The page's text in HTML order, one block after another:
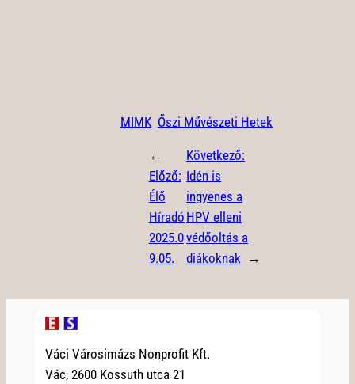
MIMK Őszi Művészeti Hetek
←
Előző:
Élő
Híradó
2025.0
9.05.
Következő:
Idén is
ingyenes a
HPV elleni
védőoltás a
diákoknak →
Váci Városimázs Nonprofit Kft.
Vác, 2600 Kossuth utca 21